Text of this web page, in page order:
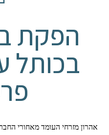
הפקת
בכותל